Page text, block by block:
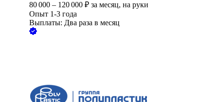
80 000 – 120 000 ₽ за месяц, на руки
Опыт 1-3 года
Выплаты: Два раза в месяц